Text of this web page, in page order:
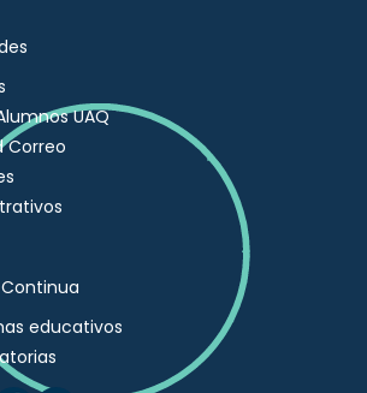
UAQ
Correo
educativos